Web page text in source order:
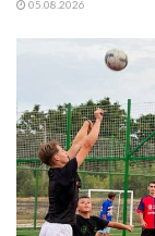
05.08.2026